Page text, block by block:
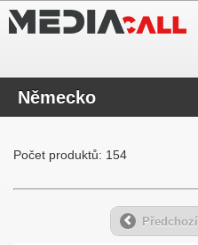
Německo
Počet produktů: 154
Předchozí